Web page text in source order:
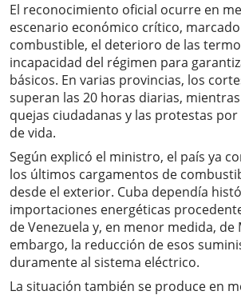
El reconocimiento oficial ocurre en
escenario económico crítico,
combustible, el deterioro de las
incapacidad del régimen para
básicos. En varias provincias, los
superan las 20 horas diarias,
quejas ciudadanas y las protestas
de vida.
Según explicó el ministro, el país ya
los últimos cargamentos de
desde el exterior. Cuba dependía
importaciones energéticas
de Venezuela y, en menor medida, de
embargo, la reducción de esos
duramente al sistema eléctrico.
La situación también se produce en